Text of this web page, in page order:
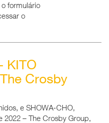
formulário
o
KITO
Crosby
e SHOWA-CHO,
2022 – The Crosby Group,